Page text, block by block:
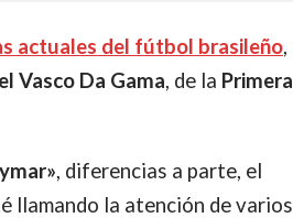
actuales del fútbol brasileño,
Vasco Da Gama, de la Primera
, diferencias a parte, el
llamando la atención de varios